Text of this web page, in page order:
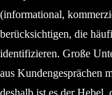
(informational,
berücksichtigen, die
identifizieren. Große
aus Kundengesprächen
deshalb ist es der Hebel,